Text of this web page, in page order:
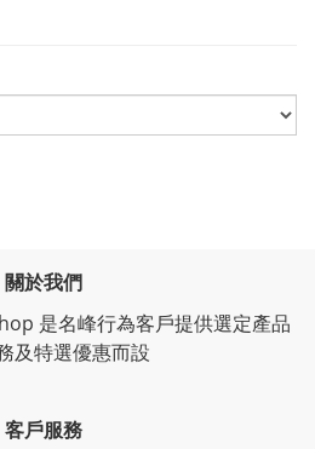
關於我們
是名峰行為客戶提供選定產品
及特選優惠而設
客戶服務